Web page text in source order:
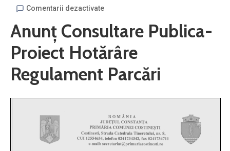
Comentarii dezactivate
Anunț Consultare Publica-
Proiect Hotărâre
Regulament Parcări